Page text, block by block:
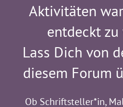
Aktivitäten
entdeckt
Lass Dich von
diesem Forum
Ob Schriftsteller*in,